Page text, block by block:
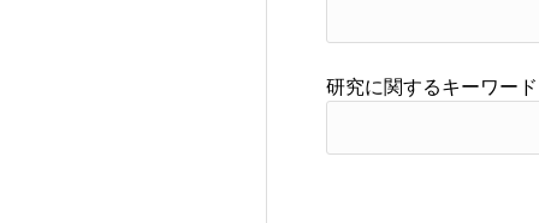
研究に関するキーワード